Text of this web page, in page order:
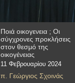
Ποιά οικογενεια ; Οι
σύγχρονες προκλήσεις
στον θεσμό της
οικογένειας
11 Φεβρουαρίου 2024
π. Γεώργιος Σχοινάς